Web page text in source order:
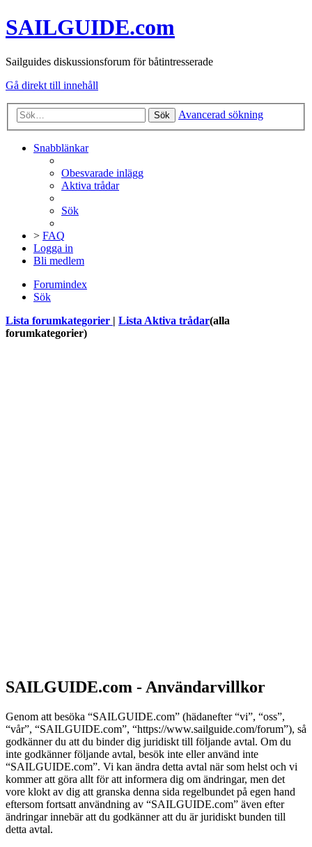
SAILGUIDE.com
Sailguides diskussionsforum för båtintresserade
Gå direkt till innehåll
Sök Avancerad sökning
Snabblänkar
Obesvarade inlägg
Aktiva trådar
Sök
> FAQ
Logga in
Bli medlem
Forumindex
Sök
Lista forumkategorier
Lista Aktiva trådar(alla
forumkategorier)
SAILGUIDE.com - Användarvillkor
Genom att besöka “SAILGUIDE.com” (hädanefter “vi”, “oss”,
“vår”, “SAILGUIDE.com”, “https://www.sailguide.com/forum”), så
godkänner du att du binder dig juridiskt till följande avtal. Om du
inte godkänner följande avtal, besök inte eller använd inte
“SAILGUIDE.com”. Vi kan ändra detta avtal när som helst och vi
kommer att göra allt för att informera dig om ändringar, men det
vore klokt av dig att granska denna sida regelbundet på egen hand
eftersom fortsatt användning av “SAILGUIDE.com” även efter
ändringar innebär att du godkänner att du är juridiskt bunden till
detta avtal.